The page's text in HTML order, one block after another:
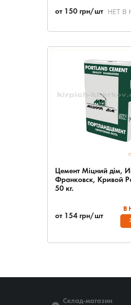
от 150 грн/шт НЕТ В
Цемент Міцний дім,
Франковск, Кривой
50 кг.
от 154 грн/шт
В
Склад-магазин